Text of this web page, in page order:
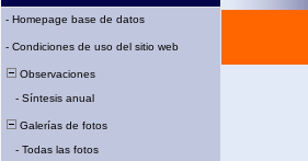
- Homepage base de datos
- Condiciones de uso del sitio web
Observaciones
- Síntesis anual
Galerías de fotos
- Todas las fotos